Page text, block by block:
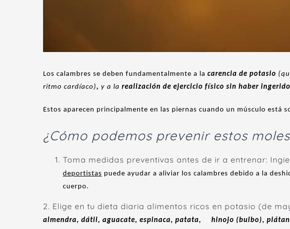
Los calambres se deben fundamentalmente a la carencia de potasio
ritmo cardíaco), y a la realización de ejercicio físico sin haber
Estos aparecen principalmente en las piernas cuando un músculo está
¿Cómo podemos prevenir estos
Toma medidas preventivas antes de ir a entrenar:
deportistas puede ayudar a aliviar los calambres debido a la
cuerpo.
2. Elige en tu dieta diaria alimentos ricos en potasio (de
almendra, dátil, aguacate, espinaca, patata, hinojo (bulbo),